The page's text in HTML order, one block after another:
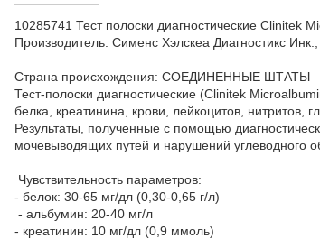
10285741 Тест полоски диагностические Clinitek
Производитель: Сименс Хэлскеа Диагностикс
Страна происхождения: СОЕДИНЕННЫЕ ШТАТЫ
Тест-полоски диагностические (Clinitek
белка, креатинина, крови, лейкоцитов, нитритов,
Результаты, полученные с помощью
мочевыводящих путей и нарушений углеводного
Чувствительность параметров:
- белок: 30-65 мг/дл (0,30-0,65 г/л)
- альбумин: 20-40 мг/л
- креатинин: 10 мг/дл (0,9 ммоль)